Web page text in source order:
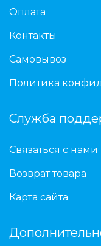
Оплата
Контакты
Самовывоз
Политика
Служба
Связаться с нами
Возврат товара
Карта сайта